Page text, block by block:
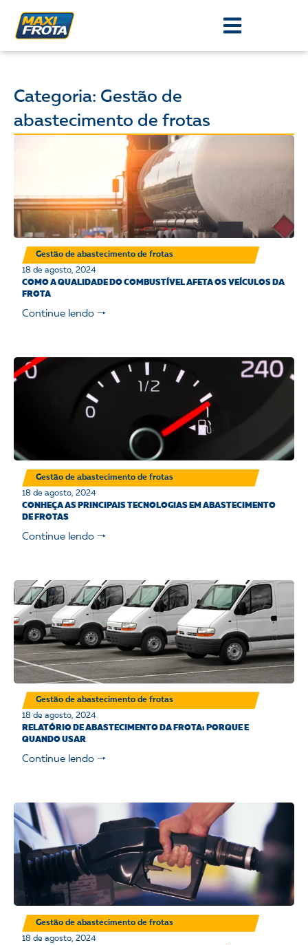
Categoria: Gestão de
abastecimento de frotas
Gestão de abastecimento de frotas
18 de agosto, 2024
COMO A QUALIDADE DO COMBUSTÍVEL AFETA OS VEÍCULOS DA
FROTA
Continue lendo 🠒
Gestão de abastecimento de frotas
18 de agosto, 2024
CONHEÇA AS PRINCIPAIS TECNOLOGIAS EM ABASTECIMENTO
DE FROTAS
Continue lendo 🠒
Gestão de abastecimento de frotas
18 de agosto, 2024
RELATÓRIO DE ABASTECIMENTO DA FROTA: PORQUE E
QUANDO USAR
Continue lendo 🠒
Gestão de abastecimento de frotas
18 de agosto, 2024